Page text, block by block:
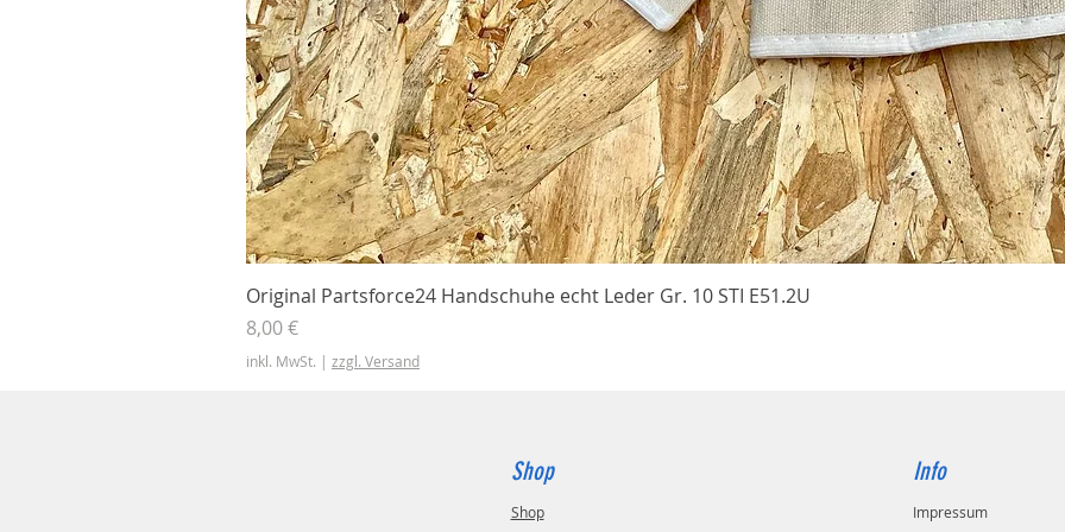
Schnellansicht
Original Partsforce24 Handschuhe echt Leder Gr. 10 STI E51.2U
Preis
8,00 €
inkl. MwSt. | zzgl. Versand
Shop
Shop
Info
Impressum